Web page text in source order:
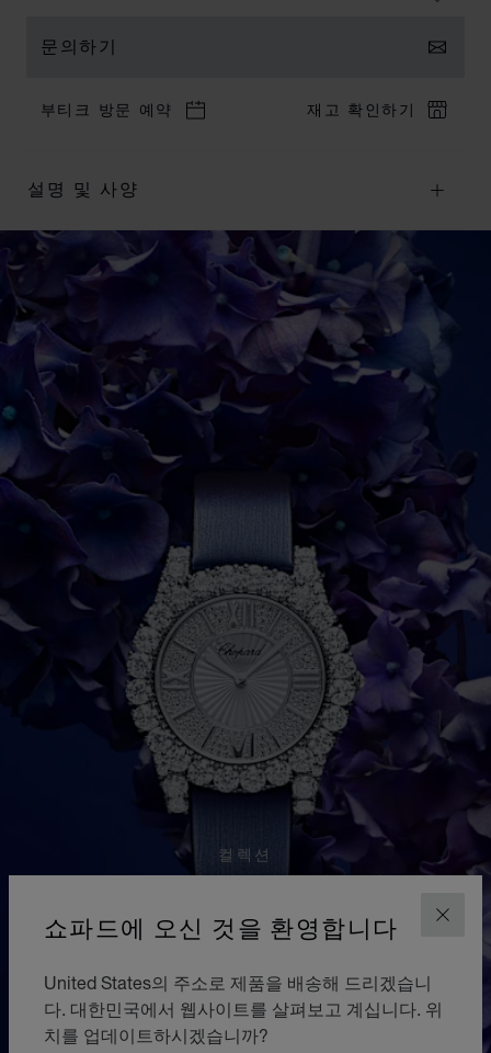
닫기
쇼파드에 오신 것을 환영합니다
United States의 주소로 제품을 배송해 드리겠습니
다. 대한민국에서 웹사이트를 살펴보고 계십니다. 위
치를 업데이트하시겠습니까?
문의하기
부티크 방문 예약 재고 확인하기
설명 및 사양
컬렉션
L'HEURE DU DIAMANT
L’Heure du Diamant 다이아몬드 시계 및 주얼리 컬렉션
과 다이아몬드 주얼리 장인 정신을 바탕으로 섬세한 제작
공정과 아름다운 장인의 손길의 정수를 품고 있는 작품입
니다.